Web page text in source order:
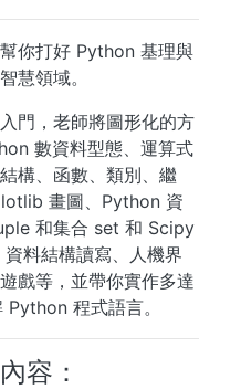
你打好 Python 基理與
慧領域。
門，老師將圖形化的方
數資料型態、運算式
構、函數、類別、繼
畫圖、Python 資
和集合 set 和 Scipy
料結構讀寫、人機界
戲等，並帶你實作多達
程式語言。
容：